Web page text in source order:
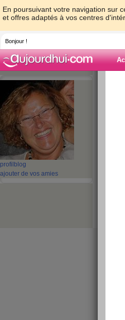
En poursuivant votre navigation sur
et offres adaptés à vos centres
Bonjour !
profil blog
ajouter de vos amies